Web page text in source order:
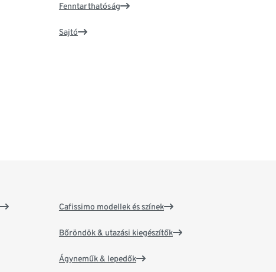
Fenntarthatóság
Sajtó
Cafissimo modellek és színek
Bőröndök & utazási kiegészítők
Ágyneműk & lepedők